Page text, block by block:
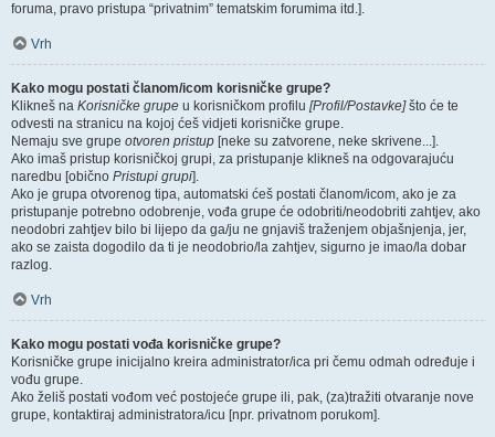
foruma, pravo pristupa “privatnim” tematskim forumima itd.].
Vrh
Kako mogu postati članom/icom korisničke grupe?
Klikneš na Korisničke grupe u korisničkom profilu [Profil/Postavke]što će te
odvesti na stranicu na kojoj ćeš vidjeti korisničke grupe.
Nemaju sve grupe otvoren pristup [neke su zatvorene, neke skrivene...].
Ako imaš pristup korisničkoj grupi, za pristupanje klikneš na odgovarajuću
naredbu [obično Pristupi grupi].
Ako je grupa otvorenog tipa, automatski ćeš postati članom/icom, ako je za
pristupanje potrebno odobrenje, vođa grupe će odobriti/neodobriti zahtjev, ako
neodobri zahtjev bilo bi lijepo da ga/ju ne gnjaviš traženjem objašnjenja, jer,
ako se zaista dogodilo da ti je neodobrio/la zahtjev, sigurno je imao/la dobar
razlog.
Vrh
Kako mogu postati vođa korisničke grupe?
Korisničke grupe inicijalno kreira administrator/ica pri čemu odmah određuje i
vođu grupe.
Ako želiš postati vođom već postojeće grupe ili, pak, (za)tražiti otvaranje nove
grupe, kontaktiraj administratora/icu [npr. privatnom porukom].